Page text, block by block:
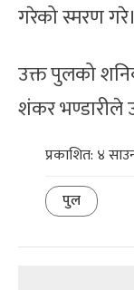
गरेको स्मरण गरे।
उक्त पुलको
शंकर भण्डारीले
प्रकाशित: ४
पुल